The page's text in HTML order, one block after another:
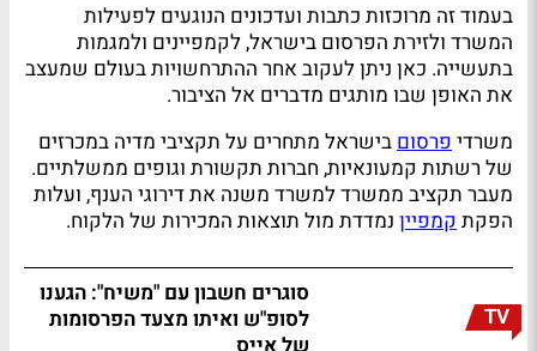
בעמוד זה מרוכזות כתבות ועדכונים הנוגעים לפעילות
המשרד ולזירת הפרסום בישראל, לקמפיינים ולמגמות
בתעשייה. כאן ניתן לעקוב אחר ההתרחשויות בעולם שמעצב
את האופן שבו מותגים מדברים אל הציבור.
משרדיפרסוםבישראל מתחרים על תקציבי מדיה במכרזים
של רשתות קמעונאיות, חברות תקשורת וגופים ממשלתיים.
מעבר תקציב ממשרד למשרד משנה את דירוגי הענף, ועלות
הפקתקמפיין נמדדת מול תוצאות המכירות של הלקוח.
TV
סוגרים חשבון עם "משיח": הגענו
לסופ"ש ואיתו מצעד הפרסומות